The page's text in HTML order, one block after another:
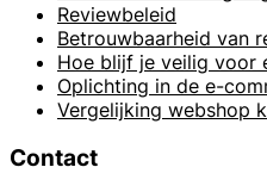
Reviewbeleid
Betrouwbaarheid van
Hoe blijf je veilig voor
Oplichting in de e-
Vergelijking webshop
Contact